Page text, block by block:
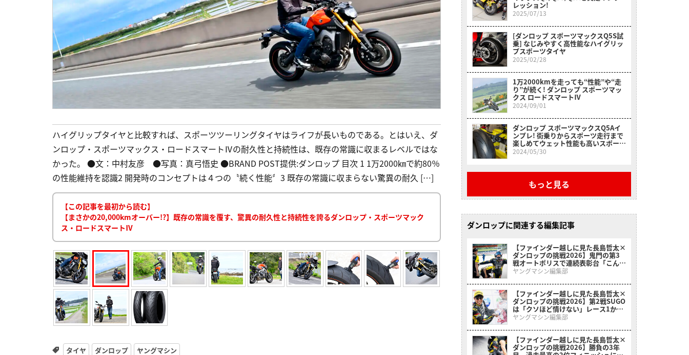
ハイグリップタイヤと比較すれば、スポーツツーリングタイヤはライフが長いものである。とはいえ、ダ
ンロップ・スポーツマックス・ロードスマートⅣの耐久性と持続性は、既存の常識に収まるレベルではな
かった。 ●文：中村友彦 ●写真：真弓悟史 ●BRAND POST提供:ダンロップ 目次 1 1万2000㎞で約80％
の性能維持を認識2 開発時のコンセプトは４つの〝続く性能〞3 既存の常識に収まらない驚異の耐久 […]
【この記事を最初から読む】
【まさかの20,000kmオーバー!?】既存の常識を覆す、驚異の耐久性と持続性を誇るダンロップ・スポーツマック
ス・ロードスマートⅣ
タイヤ ダンロップ ヤングマシン
レッション!
2025/07/13
[ダンロップ スポーツマックスQ5S試
乗] なじみやすく高性能なハイグリッ
プスポーツタイヤ
2025/02/28
1万2000kmを走っても“性能”や“走
り”が続く! ダンロップ スポーツマッ
クス ロードスマートⅣ
2024/09/01
ダンロップ スポーツマックスQ5Aイ
ンプレ! 街乗りからスポーツ走行まで
楽しめてウェット性能も高いスポーツ
タイヤ
2024/05/30
もっと見る
ダンロップに関連する編集記事
【ファインダー越しに見た長島哲太×
ダンロップの挑戦2026】鬼門の第3
戦オートポリスで連続表彰台「こんな
に成長した姿を見せることが出来て嬉
ヤングマシン編集部
【ファインダー越しに見た長島哲太×
ダンロップの挑戦2026】第2戦SUGO
は「クソほど情けない」レース1から
一転、レース2で自分らしさを取り戻
ヤングマシン編集部
【ファインダー越しに見た長島哲太×
ダンロップの挑戦2026】勝負の3年